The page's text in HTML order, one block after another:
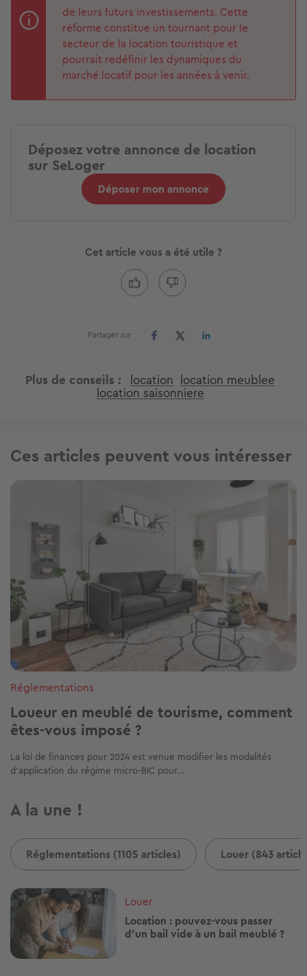
de leurs futurs investissements. Cette
réforme constitue un tournant pour le
secteur de la location touristique et
pourrait redéfinir les dynamiques du
marché locatif pour les années à venir.
Déposez votre annonce de location
sur SeLoger
Déposer mon annonce
Cet article vous a été utile ?
Partager sur
Plus de conseils location location meublee
location saisonniere
Ces articles peuvent vous intéresser
Réglementations
Loueur en meublé de tourisme, comment
êtes-vous imposé ?
La loi de finances pour 2024 est venue modifier les modalités
d’application du régime micro-BIC pour...
A la une !
Réglementations (1105 articles) Louer (843
Image
Louer
Location : pouvez-vous passer
d’un bail vide à un bail meublé ?